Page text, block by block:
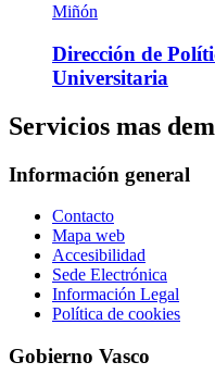
Miñón
Dirección de
Universitaria
Servicios mas
Información general
Contacto
Mapa web
Accesibilidad
Sede Electrónica
Información Legal
Política de cookies
Gobierno Vasco